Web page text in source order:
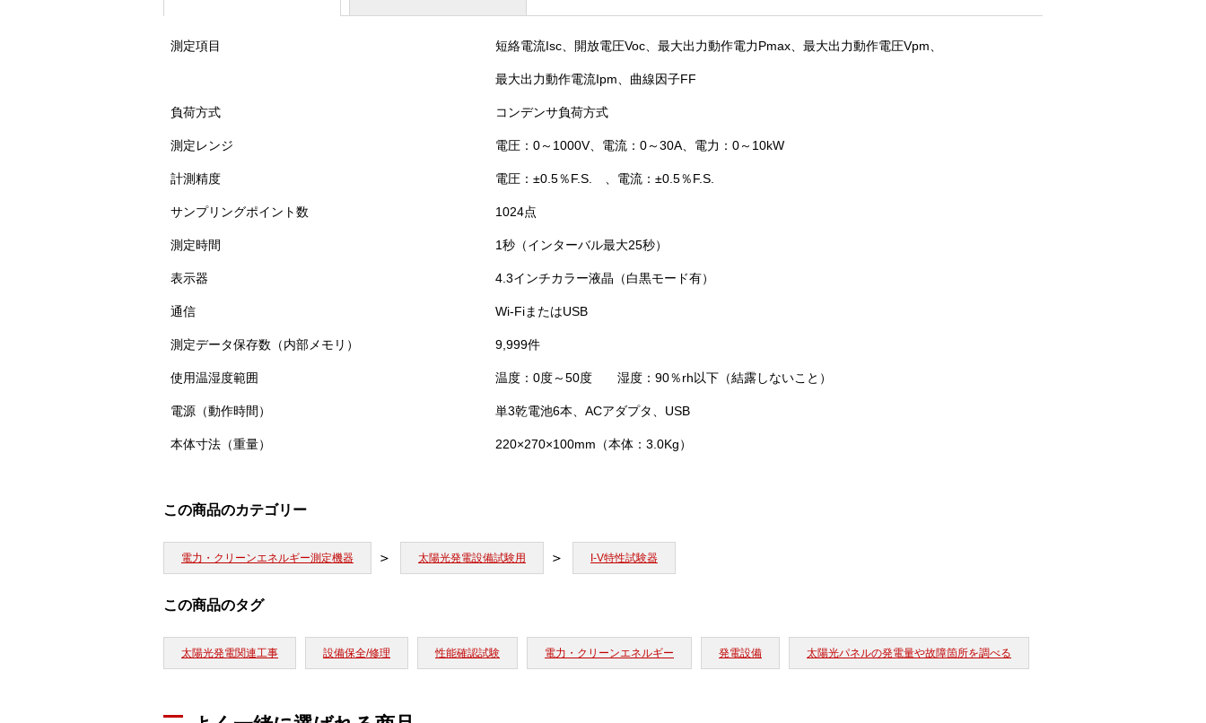
個
測定項目 短絡電流Isc、開放電圧Voc、最大出力動作電力Pmax、最大出力動作電圧Vpm、
最大出力動作電流Ipm、曲線因子FF
負荷方式 コンデンサ負荷方式
測定レンジ 電圧：0～1000V、電流：0～30A、電力：0～10kW
計測精度 電圧：±0.5％F.S. 、電流：±0.5％F.S.
サンプリングポイント数 1024点
測定時間 1秒（インターバル最大25秒）
表示器 4.3インチカラー液晶（白黒モード有）
通信 Wi-FiまたはUSB
測定データ保存数（内部メモリ） 9,999件
使用温湿度範囲 温度：0度～50度 湿度：90％rh以下（結露しないこと）
電源（動作時間） 単3乾電池6本、ACアダプタ、USB
本体寸法（重量） 220×270×100mm（本体：3.0Kg）
この商品のカテゴリー
電力・クリーンエネルギー測定機器 太陽光発電設備試験用 I-V特性試験器
この商品のタグ
太陽光発電関連工事 設備保全/修理 性能確認試験 電力・クリーンエネルギー 発電設備 太陽光パネルの発電量や故障箇所を調べる